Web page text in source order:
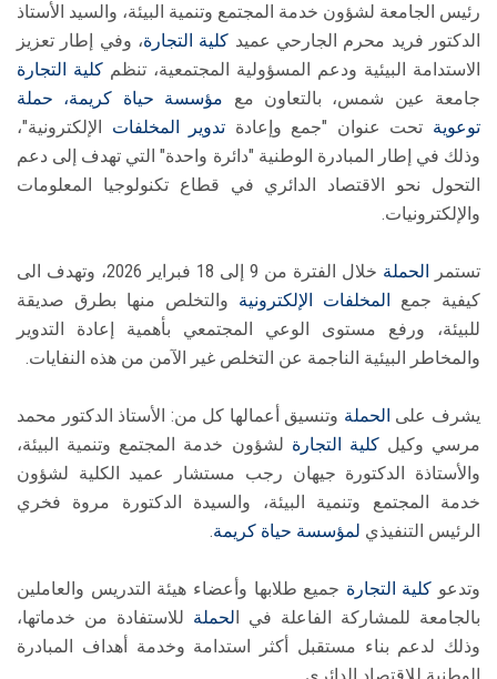
رئيس الجامعة لشؤون خدمة المجتمع وتنمية البيئة، والسيد الأستاذ
الدكتور فريد محرم الجارحي عميد كلية التجارة، وفي إطار تعزيز
الاستدامة البيئية ودعم المسؤولية المجتمعية، تنظم كلية التجارة
جامعة عين شمس، بالتعاون مع مؤسسة حياة كريمة، حملة
توعوية تحت عنوان "جمع وإعادة تدوير المخلفات الإلكترونية"،
وذلك في إطار المبادرة الوطنية "دائرة واحدة" التي تهدف إلى دعم
التحول نحو الاقتصاد الدائري في قطاع تكنولوجيا المعلومات
والإلكترونيات.
تستمر الحملة
خلال الفترة من 9 إلى 18 فبراير 2026، وتهدف الى
كيفية جمع
المخلفات الإلكترونية والتخلص منها بطرق صديقة
للبيئة، ورفع مستوى الوعي المجتمعي بأهمية إعادة التدوير
والمخاطر البيئية الناجمة عن التخلص غير الآمن من هذه النفايات.
يشرف على الحملة وتنسيق أعمالها كل من: الأستاذ الدكتور محمد
مرسي وكيلكلية التجارة لشؤون خدمة المجتمع وتنمية البيئة،
والأستاذة الدكتورة جيهان رجب مستشار عميد الكلية لشؤون
خدمة المجتمع وتنمية البيئة، والسيدة الدكتورة مروة فخري
الرئيس التنفيذي لمؤسسة حياة كريمة.
وتدعو كلية التجارة جميع طلابها وأعضاء هيئة التدريس والعاملين
بالجامعة للمشاركة الفاعلة في ا لحملة للاستفادة من خدماتها،
وذلك لدعم بناء مستقبل أكثر استدامة وخدمة أهداف المبادرة